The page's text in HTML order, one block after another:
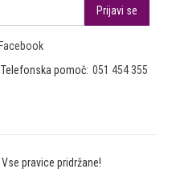
Facebook
Telefonska pomoč: 051 454 355
pravice pridržane!